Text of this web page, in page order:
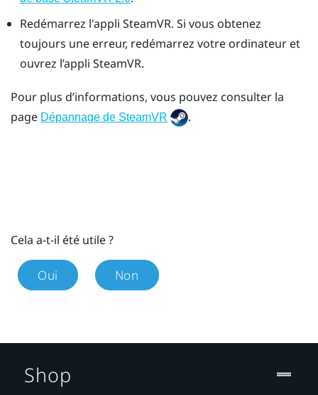
Redémarrez l'appli SteamVR. Si vous obtenez
toujours une erreur, redémarrez votre ordinateur et
ouvrez l’appli SteamVR.
Pour plus d’informations, vous pouvez consulter la
page Dépannage de SteamVR .
Cela a-t-il été utile ?
Oui Non
Shop